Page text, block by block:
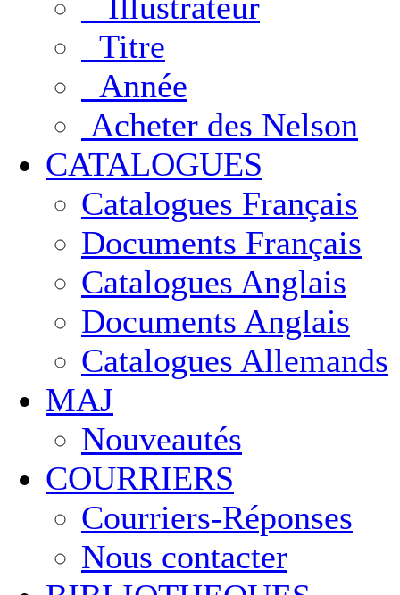
Titre
Année
Acheter des Nelson
CATALOGUES
Catalogues Français
Documents Français
Catalogues Anglais
Documents Anglais
Catalogues Allemands
MAJ
Nouveautés
COURRIERS
Courriers-Réponses
Nous contacter